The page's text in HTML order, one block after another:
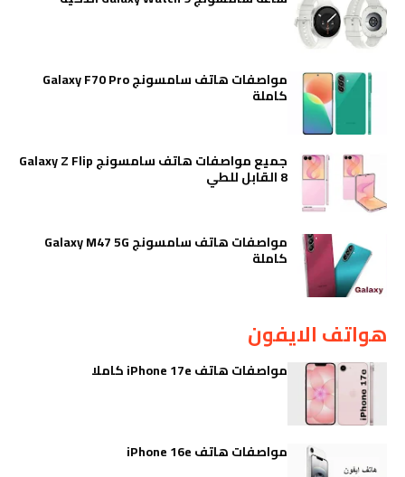
مواصفات هاتف سامسونج Galaxy F70 Pro
كاملة
جميع مواصفات هاتف سامسونج Galaxy Z Flip
8 القابل للطي
مواصفات هاتف سامسونج Galaxy M47 5G
كاملة
هواتف الايفون
مواصفات هاتف iPhone 17e كاملا
مواصفات هاتف iPhone 16e